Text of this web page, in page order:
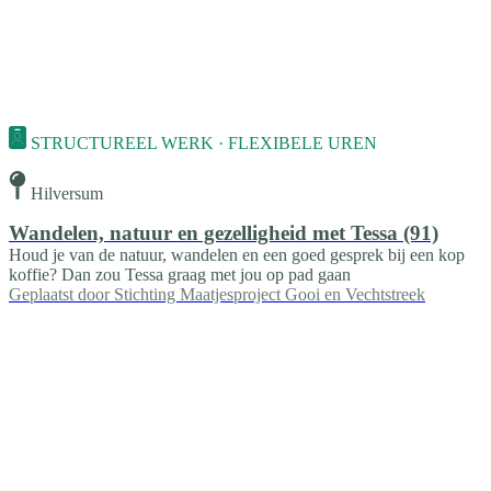
STRUCTUREEL WERK · FLEXIBELE UREN
Hilversum
Wandelen, natuur en gezelligheid met Tessa (91)
Houd je van de natuur, wandelen en een goed gesprek bij een kop
koffie? Dan zou Tessa graag met jou op pad gaan
Geplaatst door Stichting Maatjesproject Gooi en Vechtstreek